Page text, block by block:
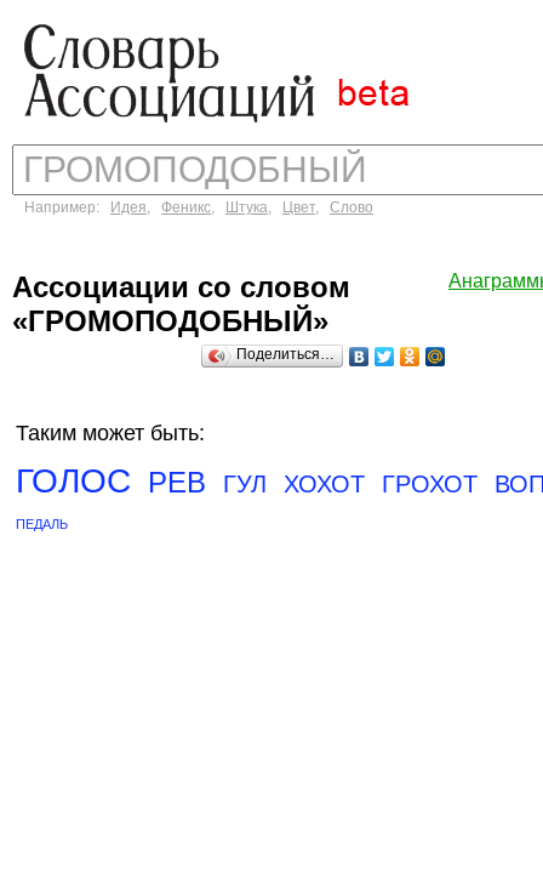
Например: Идея, Феникс, Штука, Цвет, Слово
Ассоциации со словом
«ГРОМОПОДОБНЫЙ»
Поделиться…
Таким может быть:
ГОЛОС РЕВ ГУЛ ХОХОТ ГРОХОТ
ПЕДАЛЬ